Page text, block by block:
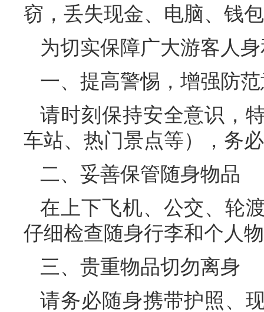
窃，丢失现金、电脑、钱
为切实保障广大游客人
一、提高警惕，增强防
请时刻保持安全意识，
车站、热门景点等），务
二、妥善保管随身物品
在上下飞机、公交、轮
仔细检查随身行李和个人
三、贵重物品切勿离身
请务必随身携带护照、